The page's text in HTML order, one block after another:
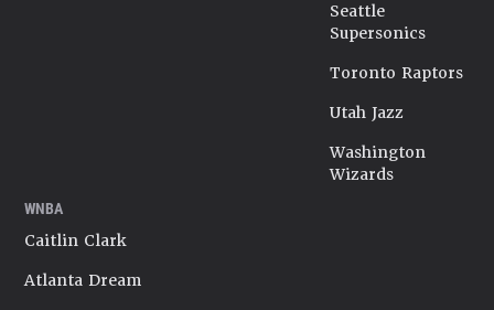
Seattle
Supersonics
Toronto Raptors
Utah Jazz
Washington
Wizards
WNBA
Caitlin Clark
Atlanta Dream